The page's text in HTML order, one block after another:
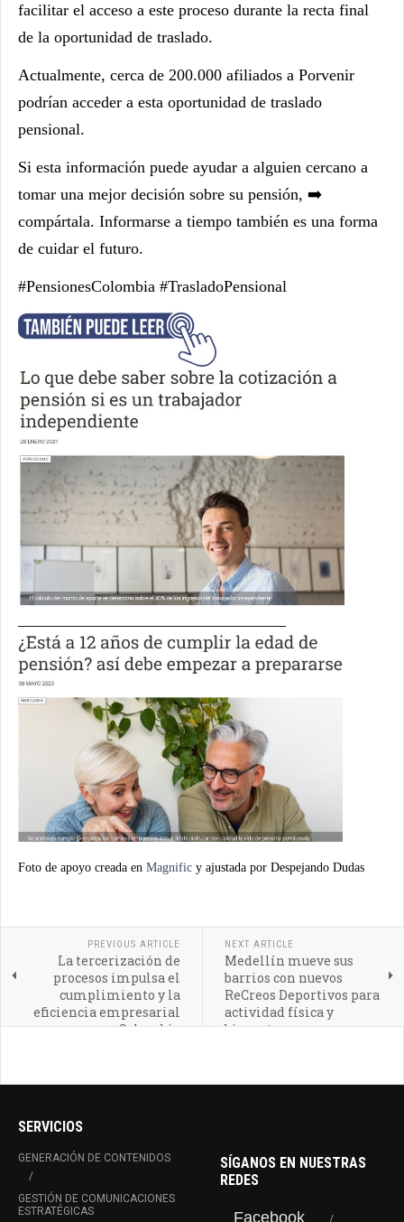
facilitar el acceso a este proceso durante la recta final
de la oportunidad de traslado.
Actualmente, cerca de 200.000 afiliados a Porvenir
podrían acceder a esta oportunidad de traslado
pensional.
Si esta información puede ayudar a alguien cercano a
tomar una mejor decisión sobre su pensión, ➡️
compártala. Informarse a tiempo también es una forma
de cuidar el futuro.
#PensionesColombia #TrasladoPensional
Foto de apoyo creada en Magnific y ajustada por Despejando Dudas
PREVIOUS ARTICLE
La tercerización de
procesos impulsa el
cumplimiento y la
eficiencia empresarial
en Colombia
NEXT ARTICLE
Medellín mueve sus
barrios con nuevos
ReCreos Deportivos para
actividad física y
bienestar
SERVICIOS
GENERACIÓN DE CONTENIDOS
GESTIÓN DE COMUNICACIONES
ESTRATÉGICAS
SÍGANOS EN NUESTRAS
REDES
Facebook